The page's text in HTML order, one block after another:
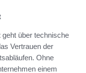
geht über technische
Vertrauen der
Ohne
einem